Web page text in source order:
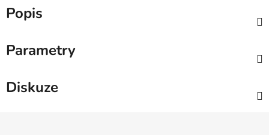
Popis
Parametry
Diskuze